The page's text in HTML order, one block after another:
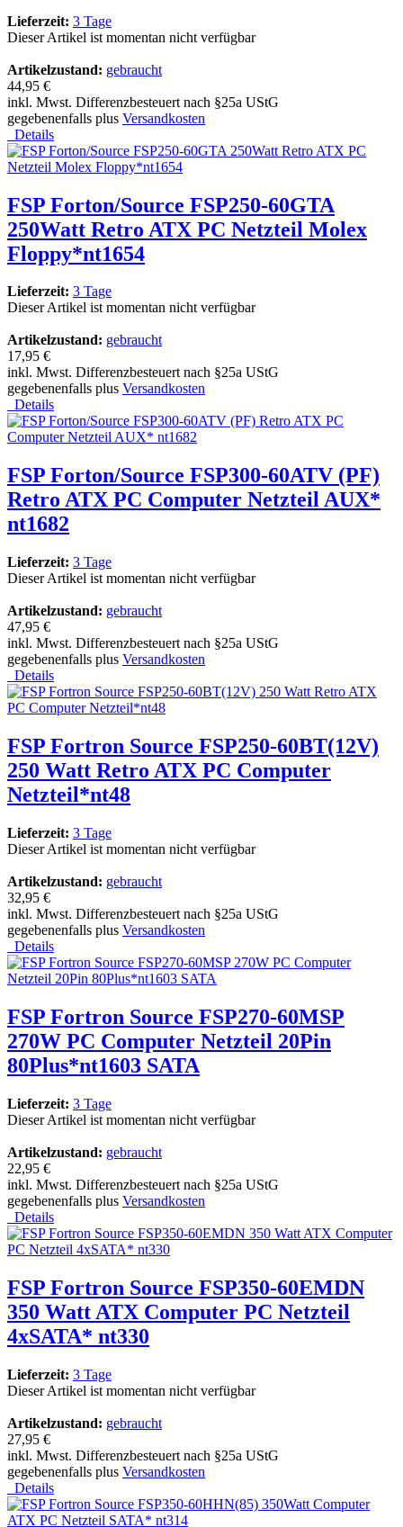
Lieferzeit: 3 Tage
Dieser Artikel ist momentan nicht verfügbar
Artikelzustand: gebraucht
44,95 €
inkl. Mwst. Differenzbesteuert nach §25a UStG
gegebenenfalls plus Versandkosten
Details
FSP Forton/Source FSP250-60GTA
250Watt Retro ATX PC Netzteil Molex
Floppy*nt1654
Lieferzeit: 3 Tage
Dieser Artikel ist momentan nicht verfügbar
Artikelzustand: gebraucht
17,95 €
inkl. Mwst. Differenzbesteuert nach §25a UStG
gegebenenfalls plus Versandkosten
Details
FSP Forton/Source FSP300-60ATV (PF)
Retro ATX PC Computer Netzteil AUX*
nt1682
Lieferzeit: 3 Tage
Dieser Artikel ist momentan nicht verfügbar
Artikelzustand: gebraucht
47,95 €
inkl. Mwst. Differenzbesteuert nach §25a UStG
gegebenenfalls plus Versandkosten
Details
FSP Fortron Source FSP250-60BT(12V)
250 Watt Retro ATX PC Computer
Netzteil*nt48
Lieferzeit: 3 Tage
Dieser Artikel ist momentan nicht verfügbar
Artikelzustand: gebraucht
32,95 €
inkl. Mwst. Differenzbesteuert nach §25a UStG
gegebenenfalls plus Versandkosten
Details
FSP Fortron Source FSP270-60MSP
270W PC Computer Netzteil 20Pin
80Plus*nt1603 SATA
Lieferzeit: 3 Tage
Dieser Artikel ist momentan nicht verfügbar
Artikelzustand: gebraucht
22,95 €
inkl. Mwst. Differenzbesteuert nach §25a UStG
gegebenenfalls plus Versandkosten
Details
FSP Fortron Source FSP350-60EMDN
350 Watt ATX Computer PC Netzteil
4xSATA* nt330
Lieferzeit: 3 Tage
Dieser Artikel ist momentan nicht verfügbar
Artikelzustand: gebraucht
27,95 €
inkl. Mwst. Differenzbesteuert nach §25a UStG
gegebenenfalls plus Versandkosten
Details